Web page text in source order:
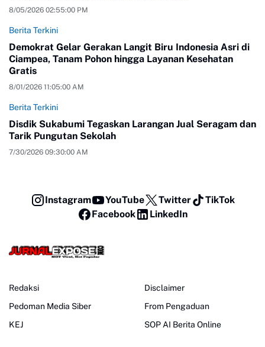
8/05/2026 02:55:00 PM
Berita Terkini
Demokrat Gelar Gerakan Langit Biru Indonesia Asri di
Ciampea, Tanam Pohon hingga Layanan Kesehatan
Gratis
8/01/2026 11:05:00 AM
Berita Terkini
Disdik Sukabumi Tegaskan Larangan Jual Seragam dan
Tarik Pungutan Sekolah
7/30/2026 09:30:00 AM
Instagram YouTube Twitter
TikTok
Facebook
LinkedIn
Redaksi
Pedoman Media Siber
KEJ
Disclaimer
From Pengaduan
SOP AI Berita Online